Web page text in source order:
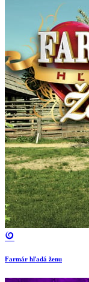
Farmár hľadá ženu